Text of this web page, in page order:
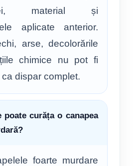
material și
aplicate anterior.
arse, decolorările
chimice nu pot fi
dispar complet.
poate curăța o canapea
foarte murdare